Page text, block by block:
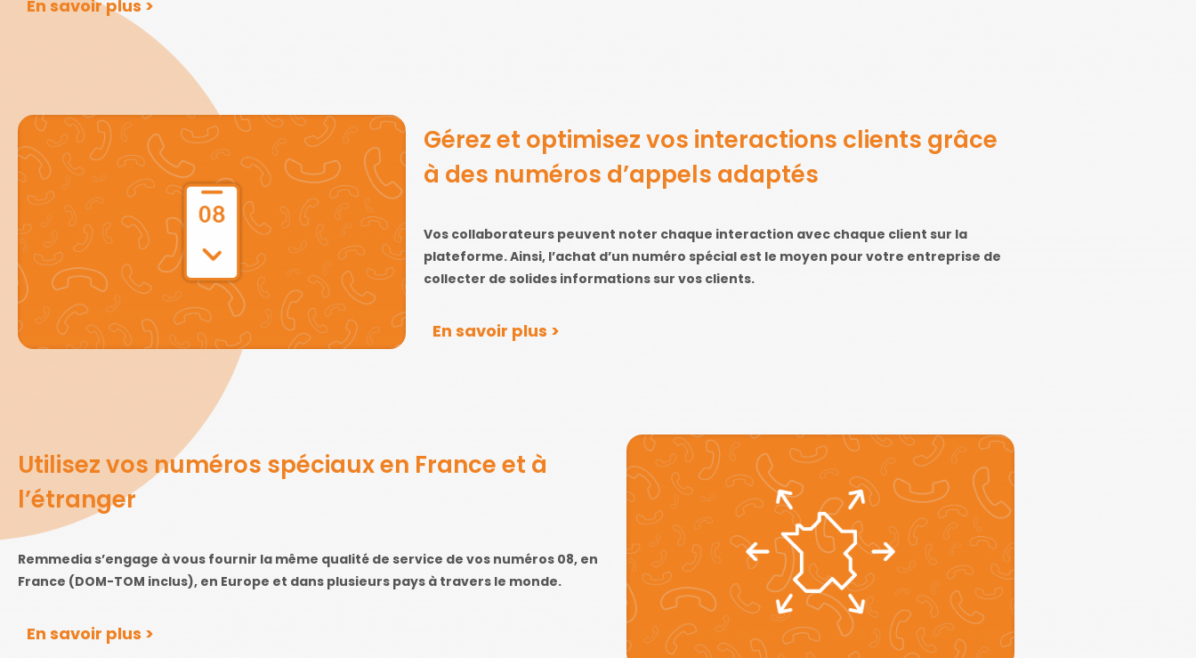
En savoir plus >
Gérez et optimisez vos interactions clients grâce
à des numéros d’appels adaptés
Vos collaborateurs peuvent noter chaque interaction avec chaque client sur la
plateforme. Ainsi, l’achat d’un numéro spécial est le moyen pour votre entreprise de
collecter de solides informations sur vos clients.
En savoir plus >
Utilisez vos numéros spéciaux en France et à
l’étranger
Remmedia s’engage à vous fournir la même qualité de service de vos numéros 08, en
France (DOM-TOM inclus), en Europe et dans plusieurs pays à travers le monde.
En savoir plus >